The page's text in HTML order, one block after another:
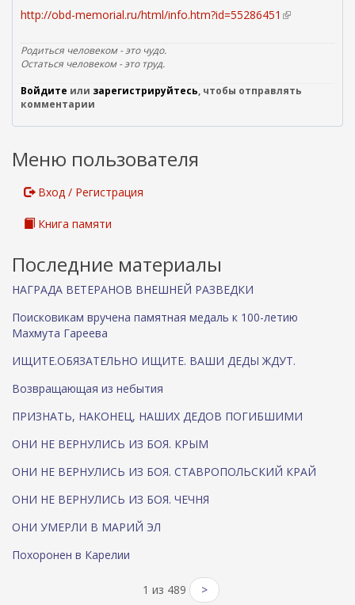
http://obd-memorial.ru/html/info.htm?id=55286451 (
н
н
я
Родиться человеком - это чудо.
Остаться человеком - это труд.
Войдите или зарегистрируйтесь, чтобы отправлять
комментарии
Меню пользователя
Вход / Регистрация
Книга памяти
Последние материалы
НАГРАДА ВЕТЕРАНОВ ВНЕШНЕЙ РАЗВЕДКИ
Поисковикам вручена памятная медаль к 100-летию
Махмута Гареева
ИЩИТЕ.ОБЯЗАТЕЛЬНО ИЩИТЕ. ВАШИ ДЕДЫ ЖДУТ.
Возвращающая из небытия
ПРИЗНАТЬ, НАКОНЕЦ, НАШИХ ДЕДОВ ПОГИБШИМИ
ОНИ НЕ ВЕРНУЛИСЬ ИЗ БОЯ. КРЫМ
ОНИ НЕ ВЕРНУЛИСЬ ИЗ БОЯ. СТАВРОПОЛЬСКИЙ КРАЙ
ОНИ НЕ ВЕРНУЛИСЬ ИЗ БОЯ. ЧЕЧНЯ
ОНИ УМЕРЛИ В МАРИЙ ЭЛ
Похоронен в Карелии
1 из 489 >